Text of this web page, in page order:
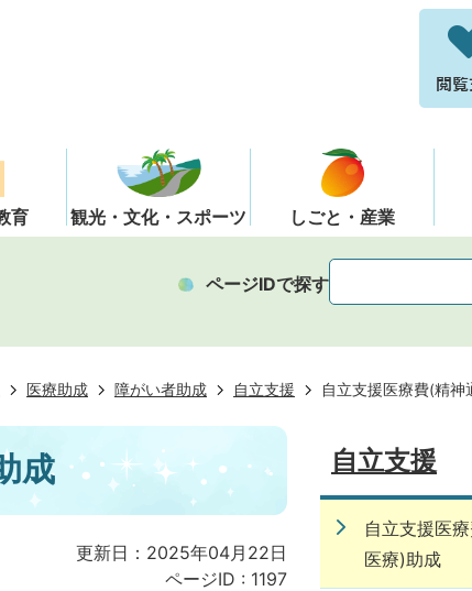
育 観光・文化・スポーツ しごと・産業
ページIDで探す
医療助成 障がい者助成 自立支援 自立支援医療費(精神
成
更新日：2025年04月22日
ページID : 1197
自立支援
自立支援医
医療)助成